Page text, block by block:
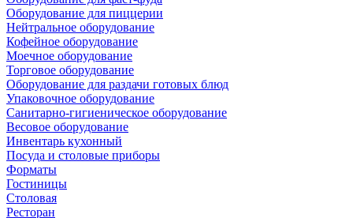
Оборудование для пиццерии
Нейтральное оборудование
Кофейное оборудование
Моечное оборудование
Торговое оборудование
Оборудование для раздачи готовых блюд
Упаковочное оборудование
Санитарно-гигиеническое оборудование
Весовое оборудование
Инвентарь кухонный
Посуда и столовые приборы
Форматы
Гостиницы
Столовая
Ресторан